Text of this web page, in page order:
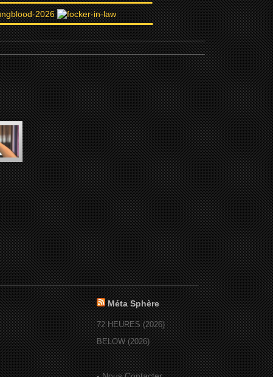
Méta Sphère
72 HEURES (2026)
BELOW (2026)